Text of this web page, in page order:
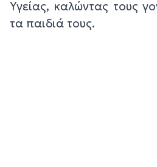
Υγείας, καλώντας τους
τα παιδιά τους.